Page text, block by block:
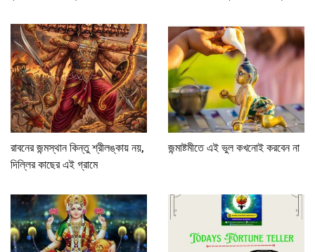
রাবনের জন্মস্থান কিন্তু শ্রীলঙ্কায় নয়,
দিল্লির কাছের এই গ্রামে
জন্মাষ্টমীতে এই ভুল কখনোই করবেন না